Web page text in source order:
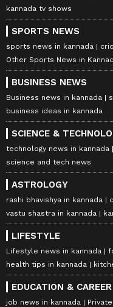
kannada tv shows
SPORTS NEWS
sports news in kannada
Other Sports News in
BUSINESS NEWS
Business news in kannada
business ideas in kannada
SCIENCE &
technology news in kannada
science and tech news
ASTROLOGY
rashi bhavishya in kannada
vastu shastra in kannada
LIFESTYLE
Lifestyle news in kannada
health tips in kannada
EDUCATION & CAREER
job news in kannada